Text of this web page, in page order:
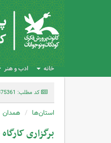
خانه ادب و هنر
کد مطلب: 375361
استان‌ها همدان
برگزاری